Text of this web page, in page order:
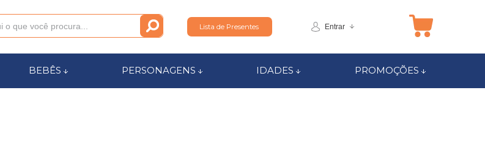
Lista de Presentes Entrar
BEBÊS PERSONAGENS IDADES PROMOÇÕES